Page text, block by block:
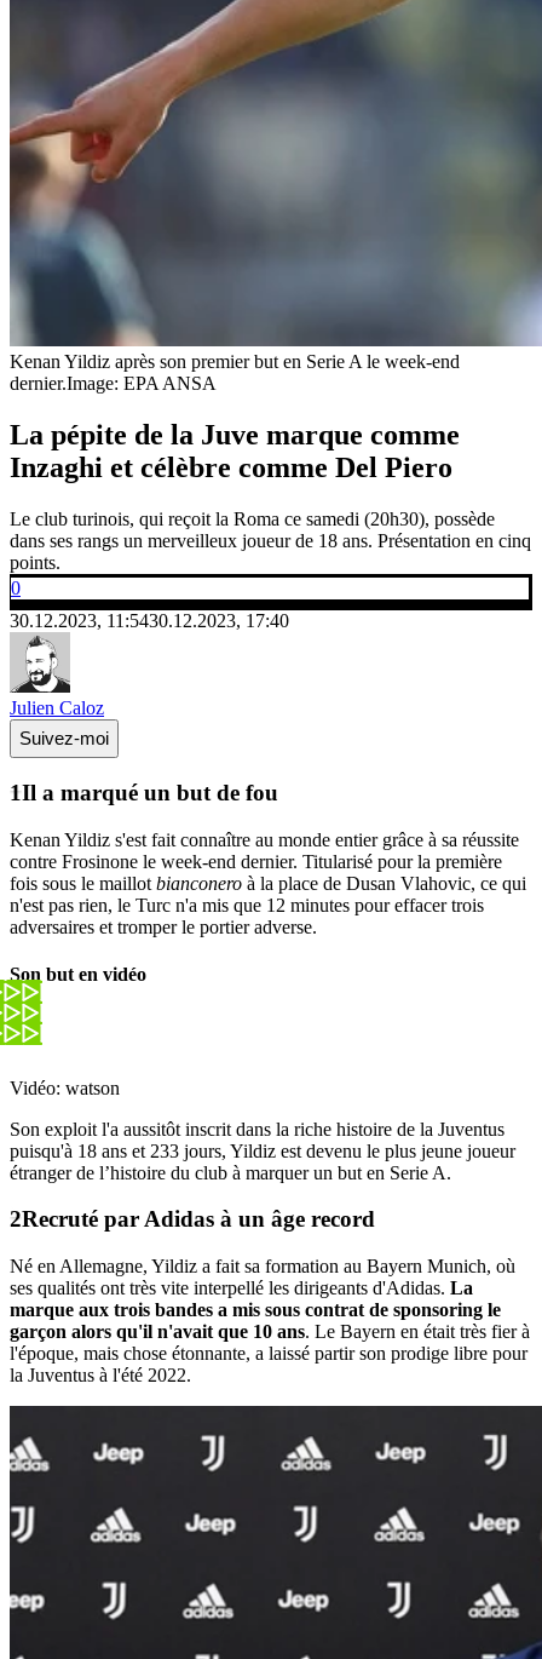
Kenan Yildiz après son premier but en Serie A le week-end
dernier.Image: EPA ANSA
La pépite de la Juve marque comme
Inzaghi et célèbre comme Del Piero
Le club turinois, qui reçoit la Roma ce samedi (20h30), possède
dans ses rangs un merveilleux joueur de 18 ans. Présentation en cinq
points.
0
30.12.2023, 11:5430.12.2023, 17:40
Julien Caloz
Suivez-moi
Il a marqué un but de fou
Kenan Yildiz s'est fait connaître au monde entier grâce à sa réussite
contre Frosinone le week-end dernier. Titularisé pour la première
fois sous le maillot bianconero à la place de Dusan Vlahovic, ce qui
n'est pas rien, le Turc n'a mis que 12 minutes pour effacer trois
adversaires et tromper le portier adverse.
Son but en vidéo
Vidéo: watson
Son exploit l'a aussitôt inscrit dans la riche histoire de la Juventus
puisqu'à 18 ans et 233 jours, Yildiz est devenu le plus jeune joueur
étranger de l’histoire du club à marquer un but en Serie A.
Recruté par Adidas à un âge record
Né en Allemagne, Yildiz a fait sa formation au Bayern Munich, où
ses qualités ont très vite interpellé les dirigeants d'Adidas. La
marque aux trois bandes a mis sous contrat de sponsoring le
garçon alors qu'il n'avait que 10 ans. Le Bayern en était très fier à
l'époque, mais chose étonnante, a laissé partir son prodige libre pour
la Juventus à l'été 2022.